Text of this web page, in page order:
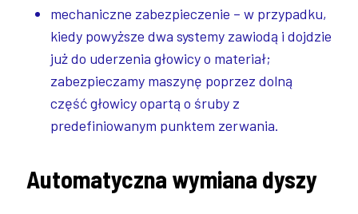
mechaniczne zabezpieczenie – w przypadku,
kiedy powyższe dwa systemy zawiodą i dojdzie
już do uderzenia głowicy o materiał;
zabezpieczamy maszynę poprzez dolną
część głowicy opartą o śruby z
predefiniowanym punktem zerwania.
Automatyczna wymiana dyszy